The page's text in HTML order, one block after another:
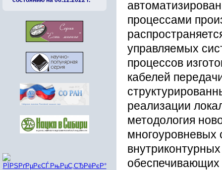
процессами
управляемых
процессов
кабелей
реализации
методология
многоуровневых